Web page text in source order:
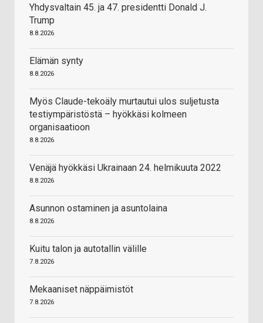
Yhdysvaltain 45. ja 47. presidentti Donald J.
Trump
8.8.2026
Elämän synty
8.8.2026
Myös Claude-tekoäly murtautui ulos suljetusta
testiympäristöstä – hyökkäsi kolmeen
organisaatioon
8.8.2026
Venäjä hyökkäsi Ukrainaan 24. helmikuuta 2022
8.8.2026
Asunnon ostaminen ja asuntolaina
8.8.2026
Kuitu talon ja autotallin välille
7.8.2026
Mekaaniset näppäimistöt
7.8.2026